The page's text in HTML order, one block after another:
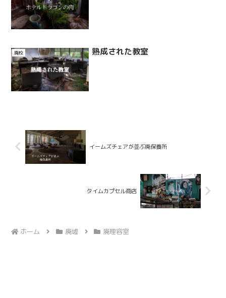
廃校 熟成された教室
イームズチェアが並ぶ廃保養所
タイムカプセル商店
ホーム 廃墟 廃理容室